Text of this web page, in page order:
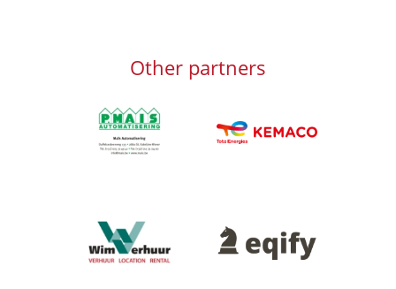
Other partners
Afbeelding
Afbeelding
Afbeelding Afbeelding